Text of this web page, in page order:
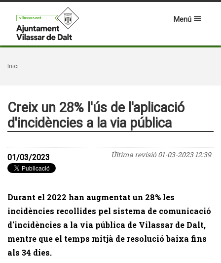
Menú
Inici
Creix un 28% l'ús de l'aplicació
d'incidències a la via pública
Última revisió01-03-2023 12:39
01/03/2023
Durant el 2022 han augmentat un 28% les
incidències recollides pel sistema de comunicació
d'incidències a la via pública de Vilassar de Dalt,
mentre que el temps mitjà de resolució baixa fins
als 34 dies.